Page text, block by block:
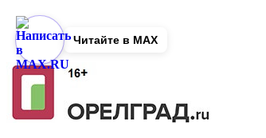
Читайте в MAX